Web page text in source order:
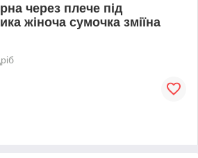
через плече під
жіноча сумочка зміїна